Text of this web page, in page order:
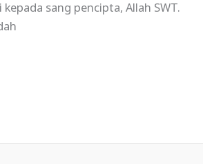
sang pencipta, Allah SWT.